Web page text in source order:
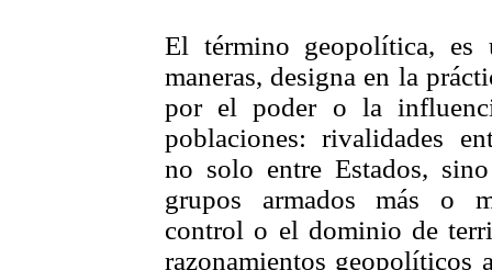
El término geopolítica, es
maneras, designa en la
por el poder o la
poblaciones: rivalidades
no solo entre Estados,
grupos armados más o
control o el dominio de
razonamientos geopolíticos